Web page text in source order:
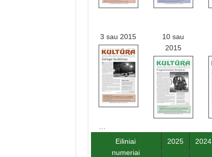
3 sau 2015
10 sau
2015
Eiliniai
numeriai
2025 2024